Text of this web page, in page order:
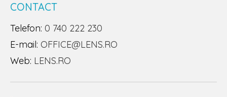
CONTACT
Telefon: 0 740 222 230
E-mail: OFFICE@LENS.RO
Web: LENS.RO